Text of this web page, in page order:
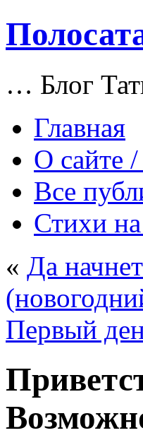
… Блог
Главная
О сайте /
Все
Стихи на
« Да
Первый